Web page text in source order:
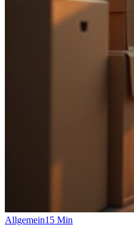
Allgemein15 Min